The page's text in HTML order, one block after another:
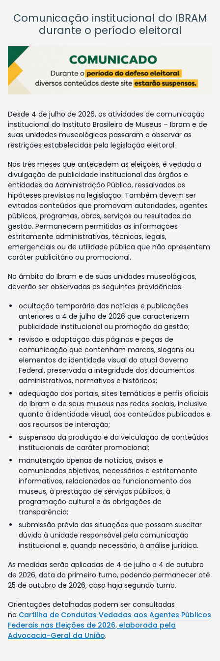
Comunicação institucional do IBRAM
durante o período eleitoral
Desde 4 de julho de 2026, as atividades de comunicação
institucional do Instituto Brasileiro de Museus – Ibram e de
suas unidades museológicas passaram a observar as
restrições estabelecidas pela legislação eleitoral.
Nos três meses que antecedem as eleições, é vedada a
divulgação de publicidade institucional dos órgãos e
entidades da Administração Pública, ressalvadas as
hipóteses previstas na legislação. Também devem ser
evitados conteúdos que promovam autoridades, agentes
públicos, programas, obras, serviços ou resultados da
gestão. Permanecem permitidas as informações
estritamente administrativas, técnicas, legais,
emergenciais ou de utilidade pública que não apresentem
caráter publicitário ou promocional.
No âmbito do Ibram e de suas unidades museológicas,
deverão ser observadas as seguintes providências:
ocultação temporária das notícias e publicações
anteriores a 4 de julho de 2026 que caracterizem
publicidade institucional ou promoção da gestão;
revisão e adaptação das páginas e peças de
comunicação que contenham marcas, slogans ou
elementos da identidade visual do atual Governo
Federal, preservada a integridade dos documentos
administrativos, normativos e históricos;
adequação dos portais, sites temáticos e perfis oficiais
do Ibram e de seus museus nas redes sociais, inclusive
quanto à identidade visual, aos conteúdos publicados e
aos recursos de interação;
suspensão da produção e da veiculação de conteúdos
institucionais de caráter promocional;
manutenção apenas de notícias, avisos e
comunicados objetivos, necessários e estritamente
informativos, relacionados ao funcionamento dos
museus, à prestação de serviços públicos, à
programação cultural e às obrigações de
transparência;
submissão prévia das situações que possam suscitar
dúvida à unidade responsável pela comunicação
institucional e, quando necessário, à análise jurídica.
As medidas serão aplicadas de 4 de julho a 4 de outubro
de 2026, data do primeiro turno, podendo permanecer até
25 de outubro de 2026, caso haja segundo turno.
Orientações detalhadas podem ser consultadas
na Cartilha de Condutas Vedadas aos Agentes Públicos
Federais nas Eleições de 2026, elaborada pela
Advocacia-Geral da União.